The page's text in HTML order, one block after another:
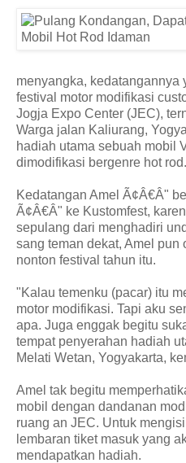
menyangka, kedatangannya
festival motor modifikasi
Jogja Expo Center (JEC),
Warga jalan Kaliurang,
hadiah utama sebuah mobil
dimodifikasi bergenre hot rod.
Kedatangan Amel Ã¢Â€Â"
Ã¢Â€Â" ke Kustomfest,
sepulang dari menghadiri
sang teman dekat, Amel pun
nonton festival tahun itu.
"Kalau temenku (pacar) itu
motor modifikasi. Tapi aku
apa. Juga enggak begitu
tempat penyerahan hadiah
Melati Wetan, Yogyakarta,
Amel tak begitu
mobil dengan dandanan
ruang an JEC. Untuk
lembaran tiket masuk yang
mendapatkan hadiah.